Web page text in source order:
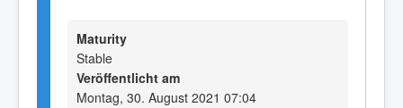
Maturity
Stable
Veröffentlicht am
Montag, 30. August 2021 07:04